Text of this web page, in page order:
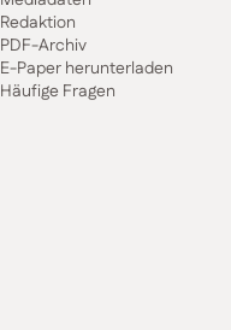
Redaktion
PDF-Archiv
E-Paper herunterladen
Häufige Fragen